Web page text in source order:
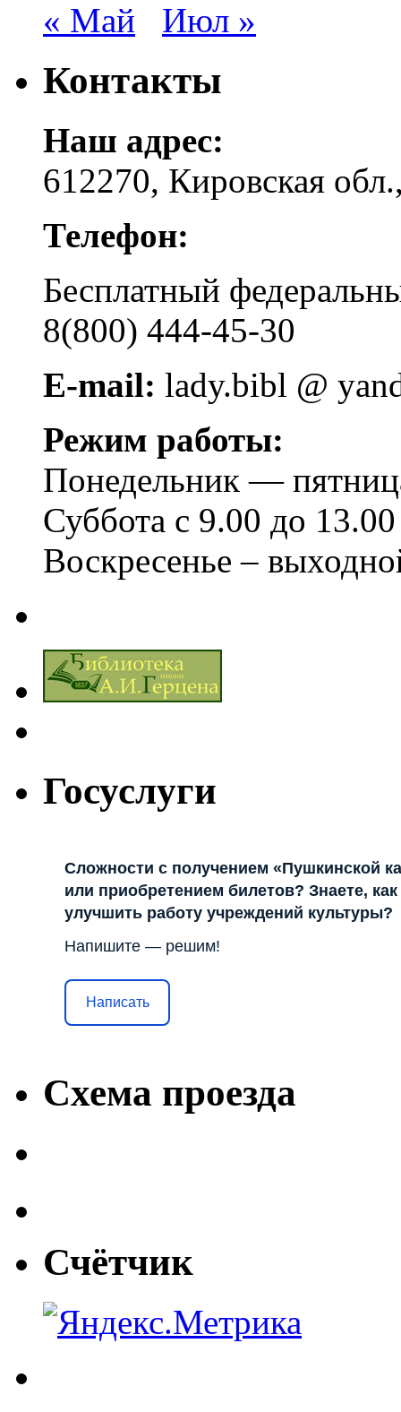
« Май Июл »
Контакты
Наш адрес:
612270, Кировская
Телефон:
Бесплатный
8(800) 444-45-30
E-mail: lady.bibl @
Режим работы:
Понедельник —
Суббота с 9.00 до 13.00
Воскресенье –
Госуслуги
Сложности с получением «Пушкинской
или приобретением билетов? Знаете, как
улучшить работу учреждений культуры?
Напишите — решим!
Написать
Схема проезда
Счётчик